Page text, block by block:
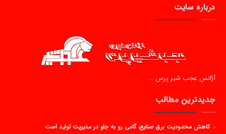
درباره سایت
آژانس عجب شیر پرس …
جدیدترین مطالب
کاهش محدودیت برق صنایع، گامی رو به جلو در مدیریت تولید است